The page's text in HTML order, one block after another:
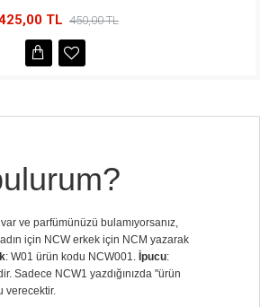
TL 450,00 TL
ve parfümünüzü bulamıyorsanız,
için NCW erkek için NCM yazarak
: W01 ürün kodu NCW001. İpucu:
Sadece NCW1 yazdığınızda "ürün
verecektir.